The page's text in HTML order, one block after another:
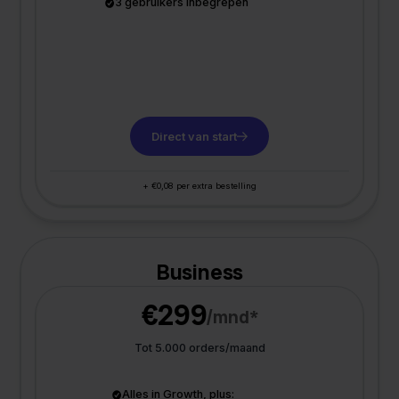
Direct van start
+ €0,08 per extra bestelling
Business
€299/mnd*
Tot 5.000 orders/maand
Alles in Growth, plus: